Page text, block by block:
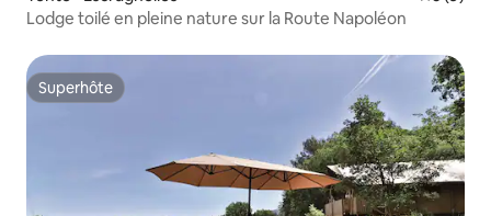
Lodge toilé en pleine nature sur la Route Napoléon
Superhôte
Superhôte